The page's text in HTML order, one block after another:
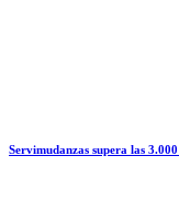
Servimudanzas supera las